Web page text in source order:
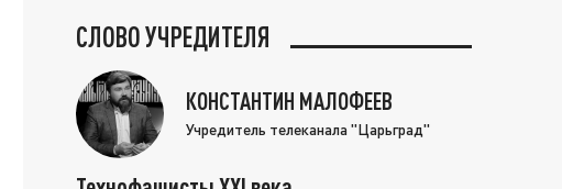
СЛОВО УЧРЕДИТЕЛЯ
КОНСТАНТИН МАЛОФЕЕВ
Учредитель телеканала "Царьград"